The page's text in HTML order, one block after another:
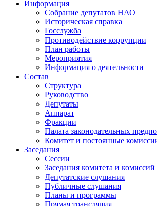
Информация
Собрание депутатов НАО
Историческая справка
Госслужба
Противодействие коррупции
План работы
Мероприятия
Информация о деятельности
Состав
Структура
Руководство
Депутаты
Аппарат
Фракции
Палата законодательных
Комитет и постоянные
Заседания
Сессии
Заседания комитета и комиссий
Депутатские слушания
Публичные слушания
Планы и программы
Прямая трансляция